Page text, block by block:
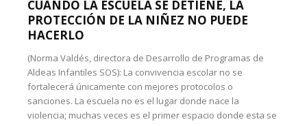
CUANDO LA ESCUELA SE DETIENE, LA
PROTECCIÓN DE LA NIÑEZ NO PUEDE
HACERLO
(Norma Valdés, directora de Desarrollo de Programas de
Aldeas Infantiles SOS): La convivencia escolar no se
fortalecerá únicamente con mejores protocolos o
sanciones. La escuela no es el lugar donde nace la
violencia; muchas veces es el primer espacio donde esta se